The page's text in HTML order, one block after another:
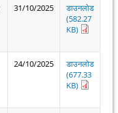
31/10/2025
डाउनलोड
(582.27
KB)
24/10/2025
डाउनलोड
(677.33
KB)